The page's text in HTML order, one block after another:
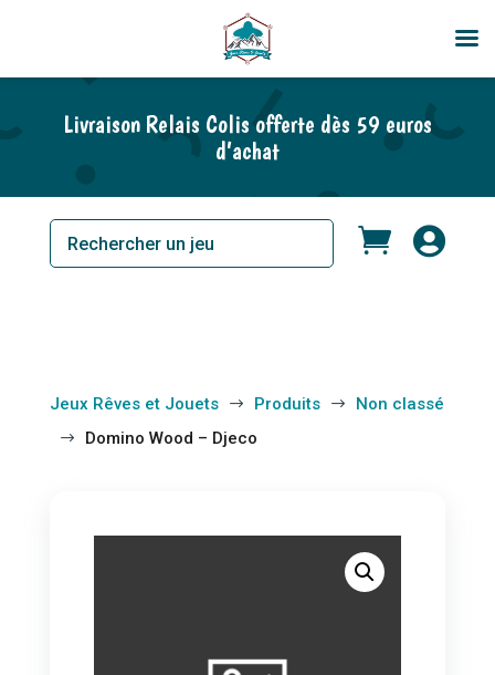
Livraison Relais Colis offerte dès 59 euros
d’achat
 
Jeux Rêves et Jouets $ Produits $ Non classé
$ Domino Wood – Djeco